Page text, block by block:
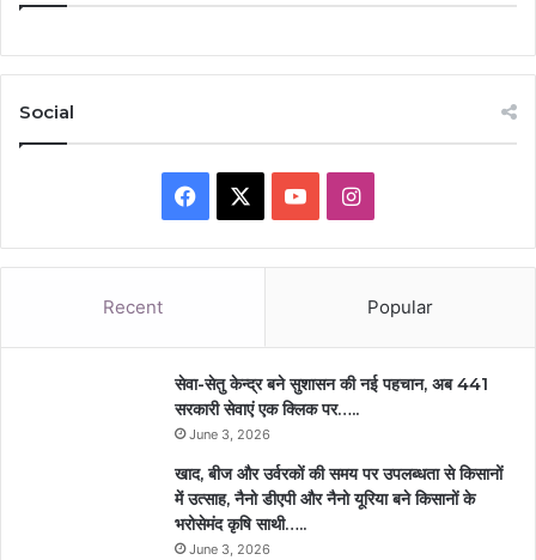
Social
Facebook YouTubeInstagram
Recent Popular
सेवा-सेतु केन्द्र बने सुशासन की नई पहचान, अब 441
सरकारी सेवाएं एक क्लिक पर…..
June 3, 2026
खाद, बीज और उर्वरकों की समय पर उपलब्धता से किसानों
में उत्साह, नैनो डीएपी और नैनो यूरिया बने किसानों के
भरोसेमंद कृषि साथी…..
June 3, 2026